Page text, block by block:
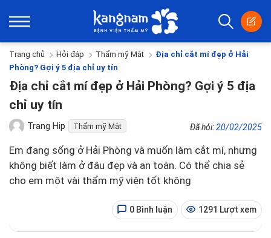
Trang chủ Hỏi đáp Thẩm mỹ Mắt
Địa chỉ cắt mí đẹp ở Hải
Phòng? Gợi ý 5 địa chỉ uy tín
Địa chỉ cắt mí đẹp ở Hải Phòng? Gợi ý 5 địa
chỉ uy tín
Trang Hip Thẩm mỹ Mắt Đã hỏi:20/02/2025
Em đang sống ở Hải Phòng và muốn làm cắt mí, nhưng
không biết làm ở đâu đẹp và an toàn. Có thể chia sẻ
cho em một vài thẩm mỹ viện tốt không
0 Bình luận 1291 Lượt xem